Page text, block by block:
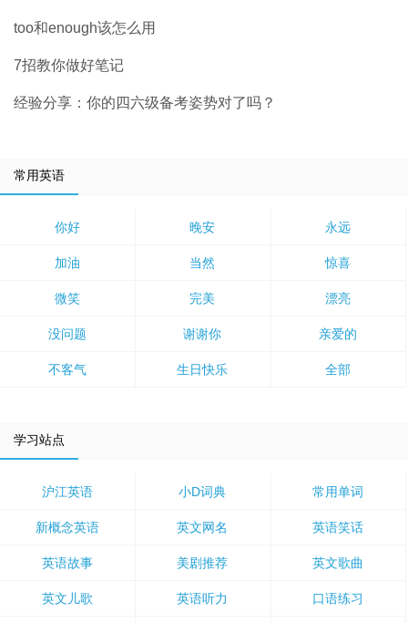
too和enough该怎么用
7招教你做好笔记
经验分享：你的四六级备考姿势对了吗？
常用英语
你好 晚安 永远
加油 当然 惊喜
微笑 完美 漂亮
没问题 谢谢你 亲爱的
不客气 生日快乐 全部
学习站点
沪江英语 小D词典 常用单词
新概念英语 英文网名 英语笑话
英语故事 美剧推荐 英文歌曲
英文儿歌 英语听力 口语练习